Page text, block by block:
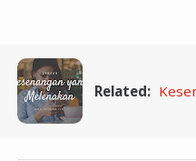
Related: